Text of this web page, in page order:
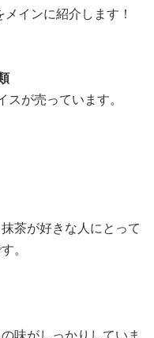
インに紹介します！
が売っています。
茶が好きな人にとって
。